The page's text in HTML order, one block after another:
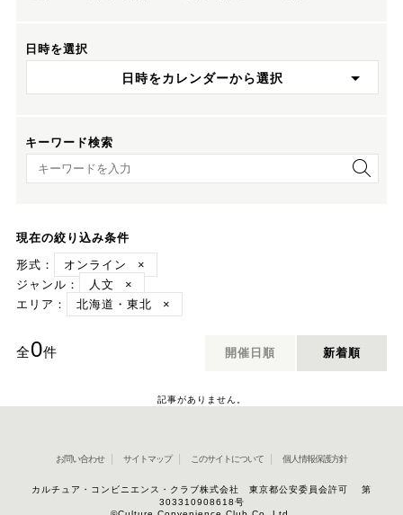
日時を選択
日時をカレンダーから選択
キーワード検索
キーワード検索
現在の絞り込み条件
形式：
オンライン
×
ジャンル：
人文
×
エリア：
北海道・東北 ×
全0件 開催日順 新着順
記事がありません。
お問い合わせ サイトマップ このサイトについて 個人情報保護方針
カルチュア・コンビニエンス・クラブ株式会社 東京都公安委員会許可 第
303310908618号